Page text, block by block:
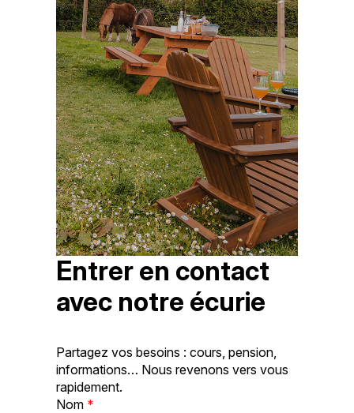
Entrer en contact
avec notre écurie
Partagez vos besoins : cours, pension,
informations… Nous revenons vers vous
rapidement.
Nom *